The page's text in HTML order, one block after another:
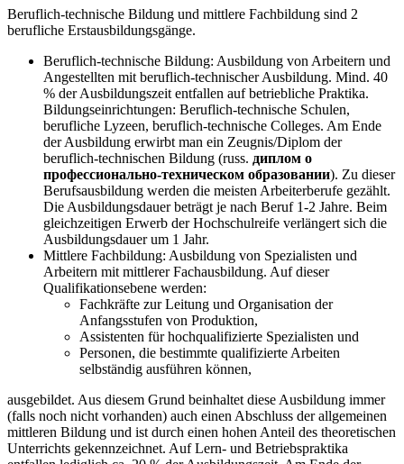
Beruflich-technische Bildung und mittlere Fachbildung sind 2
berufliche Erstausbildungsgänge.
Beruflich-technische Bildung: Ausbildung von Arbeitern und
Angestellten mit beruflich-technischer Ausbildung. Mind. 40
% der Ausbildungszeit entfallen auf betriebliche Praktika.
Bildungseinrichtungen: Beruflich-technische Schulen,
berufliche Lyzeen, beruflich-technische Colleges. Am Ende
der Ausbildung erwirbt man ein Zeugnis/Diplom der
beruflich-technischen Bildung (russ. диплом о
профессионально-техническом образовании). Zu dieser
Berufsausbildung werden die meisten Arbeiterberufe gezählt.
Die Ausbildungsdauer beträgt je nach Beruf 1-2 Jahre. Beim
gleichzeitigen Erwerb der Hochschulreife verlängert sich die
Ausbildungsdauer um 1 Jahr.
Mittlere Fachbildung: Ausbildung von Spezialisten und
Arbeitern mit mittlerer Fachausbildung. Auf dieser
Qualifikationsebene werden:
Fachkräfte zur Leitung und Organisation der
Anfangsstufen von Produktion,
Assistenten für hochqualifizierte Spezialisten und
Personen, die bestimmte qualifizierte Arbeiten
selbständig ausführen können,
ausgebildet. Aus diesem Grund beinhaltet diese Ausbildung immer
(falls noch nicht vorhanden) auch einen Abschluss der allgemeinen
mittleren Bildung und ist durch einen hohen Anteil des theoretischen
Unterrichts gekennzeichnet. Auf Lern- und Betriebspraktika